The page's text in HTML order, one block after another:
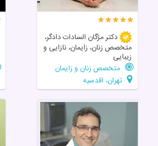
دکتر مژگان السادات دادگر،
متخصص زنان، زایمان، نازایی و
زیبایی
متخصص زنان و زایمان
تهران، اقدسیه